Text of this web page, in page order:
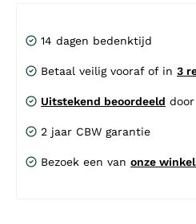
14 dagen bedenktijd
Betaal veilig vooraf of in 3
Uitstekend beoordeeld
2 jaar CBW garantie
Bezoek een van onze